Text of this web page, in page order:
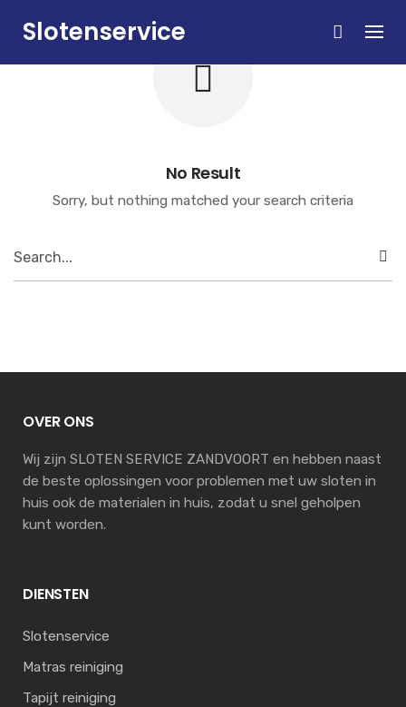
Slotenservice
No Result
Sorry, but nothing matched your search criteria
OVER ONS
Wij zijn SLOTEN SERVICE ZANDVOORT en hebben naast
de beste oplossingen voor problemen met uw sloten in
huis ook de materialen in huis, zodat u snel geholpen
kunt worden.
DIENSTEN
Slotenservice
Matras reiniging
Tapijt reiniging